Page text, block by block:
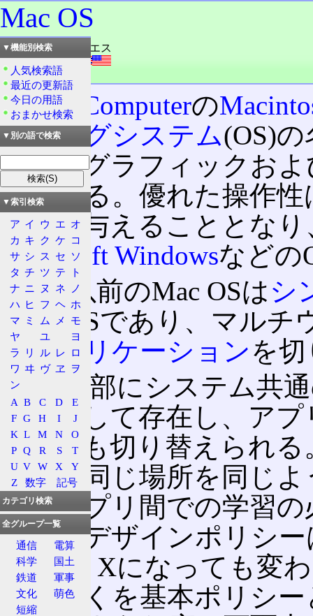
Mac OS
読み：マックオウエス
外語：Mac OS
品詞：商品名
Apple Computerの
ティングシステム(OS)
性と、グラフィックおよ
れている。優れた操作
影響を与えることとな
Microsoft Windowsなどの
OS X 以前のMac OSはシ
ク)のOSであり、マルチ
のアプリケーションを
画面上部にシステム共
と独立して存在し、ア
ー表示も切り替えられ
とんど同じ場所を同じ
り、アプリ間での学習
辺りのデザインポリシ
Mac OS Xになっても変
りやすくを基本ポリシ
▼機能別検索
人気検索語
最近の更新語
今日の用語
おまかせ検索
▼別の語で検索
▼索引検索
ア イ ウ エ オ
カ キ ク ケ コ
サ シ ス セ ソ
タ チ ツ テ
ト
ナ ニ ヌ ネ
ノ
ハ ヒ フ ヘ ホ
マ ミ ム メ
モ
ヤ
ユ
ヨ
ラ
リ ル レ ロ
ワ ヰ ヴ ヱ
ヲ
ン
A B C D
E
F G H I
J
K L M N
O
P Q R S
T
U V W X
Y
Z
数字 記号
カテゴリ検索
全グループ一覧
通信
電算
科学
国土
鉄道
軍事
文化
萌色
短縮